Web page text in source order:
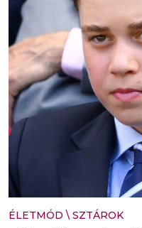
ÉLETMÓD \ SZTÁROK